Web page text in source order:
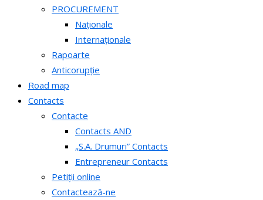
PROCUREMENT
Naționale
Internaționale
Rapoarte
Anticorupție
Road map
Contacts
Contacte
Contacts AND
„S.A. Drumuri” Contacts
Entrepreneur Contacts
Petiții online
Contactează-ne